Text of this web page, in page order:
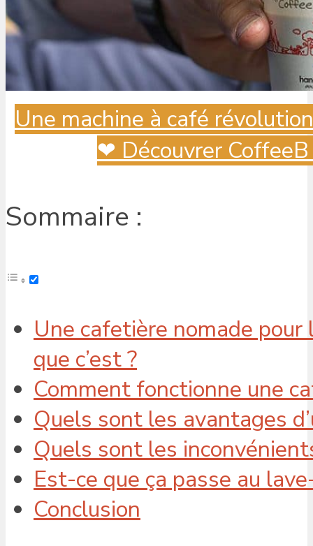
Une machine à café
❤ Découvrer
Sommaire :
Une cafetière nomade pour
que c’est ?
Comment fonctionne une
Quels sont les avantages
Quels sont les
Est-ce que ça passe au
Conclusion